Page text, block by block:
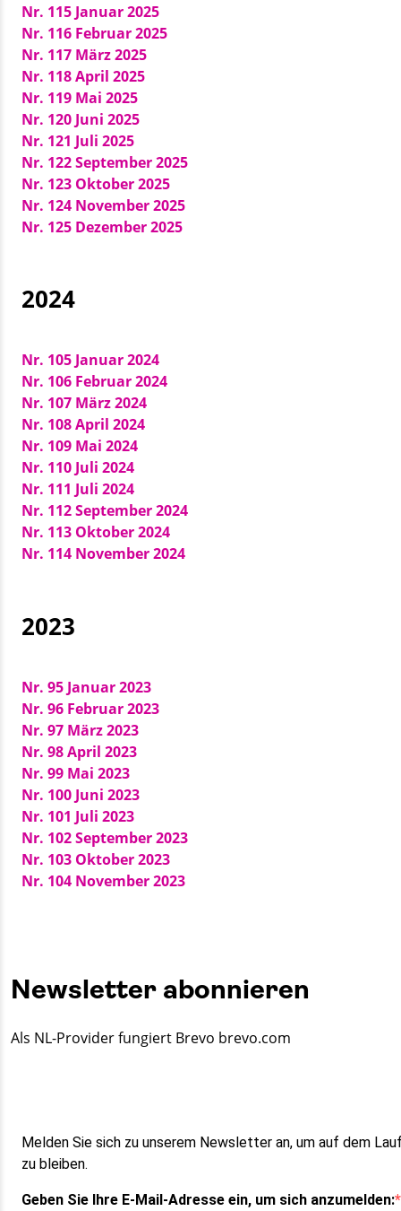
Nr. 115 Januar 2025
Nr. 116 Februar 2025
Nr. 117 März 2025
Nr. 118 April 2025
Nr. 119 Mai 2025
Nr. 120 Juni 2025
Nr. 121 Juli 2025
Nr. 122 September 2025
Nr. 123 Oktober 2025
Nr. 124 November 2025
Nr. 125 Dezember 2025
2024
Nr. 105 Januar 2024
Nr. 106 Februar 2024
Nr. 107 März 2024
Nr. 108 April 2024
Nr. 109 Mai 2024
Nr. 110 Juli 2024
Nr. 111 Juli 2024
Nr. 112 September 2024
Nr. 113 Oktober 2024
Nr. 114 November 2024
2023
Nr. 95 Januar 2023
Nr. 96 Februar 2023
Nr. 97 März 2023
Nr. 98 April 2023
Nr. 99 Mai 2023
Nr. 100 Juni 2023
Nr. 101 Juli 2023
Nr. 102 September 2023
Nr. 103 Oktober 2023
Nr. 104 November 2023
Newsletter abonnieren
Als NL-Provider fungiert Brevo brevo.com
Melden Sie sich zu unserem Newsletter an, um auf dem
zu bleiben.
Geben Sie Ihre E-Mail-Adresse ein, um sich anzumelden: